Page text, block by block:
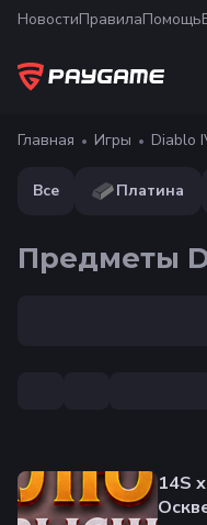
НовостиПравилаПомощь
Главная Игры Diablo
Все Платина
Предметы
14S